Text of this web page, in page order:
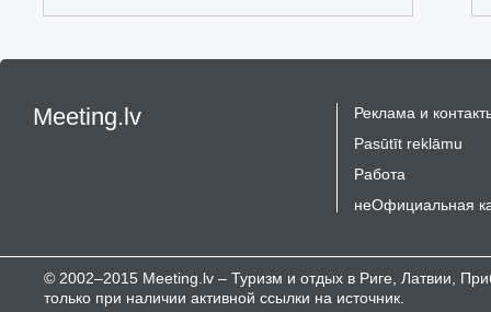
Meeting.lv
Реклама и
Pasūtīt reklāmu
Работа
неОфициальная
© 2002–2015 Meeting.lv – Туризм и отдых в Риге, Латвии,
только при наличии активной ссылки на источник.